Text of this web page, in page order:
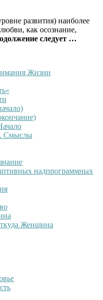
развития) наиболее
как осознание,
следует …
Жизни
Смыслы
надпрограммных
Женщина